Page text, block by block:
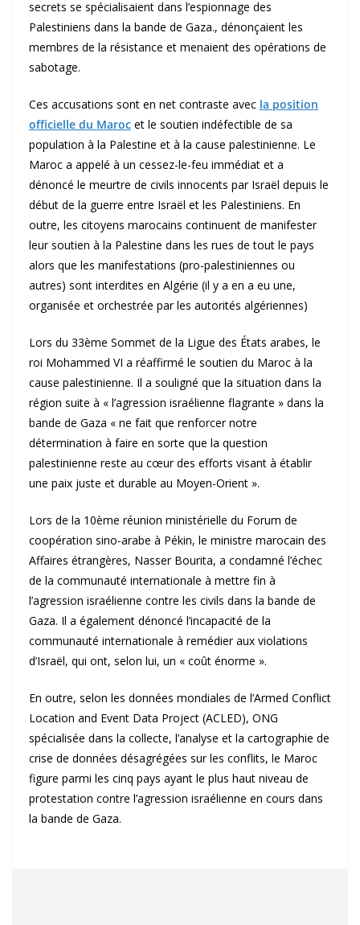
secrets se spécialisaient dans l’espionnage des
Palestiniens dans la bande de Gaza., dénonçaient les
membres de la résistance et menaient des opérations de
sabotage.
Ces accusations sont en net contraste avec la position
officielle du Maroc et le soutien indéfectible de sa
population à la Palestine et à la cause palestinienne. Le
Maroc a appelé à un cessez-le-feu immédiat et a
dénoncé le meurtre de civils innocents par Israël depuis le
début de la guerre entre Israël et les Palestiniens. En
outre, les citoyens marocains continuent de manifester
leur soutien à la Palestine dans les rues de tout le pays
alors que les manifestations (pro-palestiniennes ou
autres) sont interdites en Algérie (il y a en a eu une,
organisée et orchestrée par les autorités algériennes)
Lors du 33ème Sommet de la Ligue des États arabes, le
roi Mohammed VI a réaffirmé le soutien du Maroc à la
cause palestinienne. Il a souligné que la situation dans la
région suite à « l’agression israélienne flagrante » dans la
bande de Gaza « ne fait que renforcer notre
détermination à faire en sorte que la question
palestinienne reste au cœur des efforts visant à établir
une paix juste et durable au Moyen-Orient ».
Lors de la 10ème réunion ministérielle du Forum de
coopération sino-arabe à Pékin, le ministre marocain des
Affaires étrangères, Nasser Bourita, a condamné l’échec
de la communauté internationale à mettre fin à
l’agression israélienne contre les civils dans la bande de
Gaza. Il a également dénoncé l’incapacité de la
communauté internationale à remédier aux violations
d’Israël, qui ont, selon lui, un « coût énorme ».
En outre, selon les données mondiales de l’Armed Conflict
Location and Event Data Project (ACLED), ONG
spécialisée dans la collecte, l’analyse et la cartographie de
crise de données désagrégées sur les conflits, le Maroc
figure parmi les cinq pays ayant le plus haut niveau de
protestation contre l’agression israélienne en cours dans
la bande de Gaza.